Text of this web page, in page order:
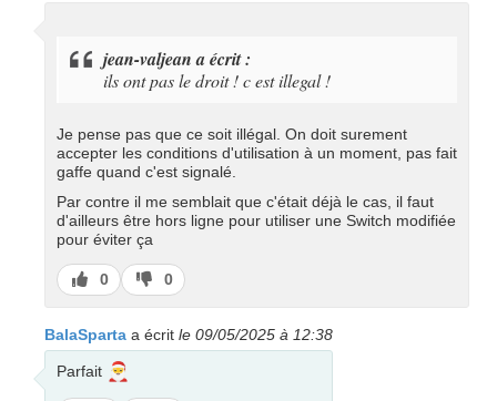
jean-valjean a écrit :
ils ont pas le droit ! c est illegal !
Je pense pas que ce soit illégal. On doit surement
accepter les conditions d'utilisation à un moment, pas fait
gaffe quand c'est signalé.
Par contre il me semblait que c'était déjà le cas, il faut
d'ailleurs être hors ligne pour utiliser une Switch modifiée
pour éviter ça
J’aime
0
J’aime
pas
0
BalaSparta a écrit le 09/05/2025 à 12:38
Parfait 🎅